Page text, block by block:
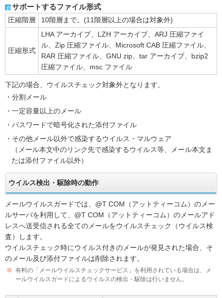
サポートするファイル形式
圧縮階層 10階層まで。(11階層以上の場合は対象外)
圧縮形式
LHA アーカイブ、LZH アーカイブ、ARJ 圧縮ファイ
ル、Zip 圧縮ファイル、Microsoft CAB 圧縮ファイル、
RAR 圧縮ファイル、GNU zip、tar アーカイブ、bzip2
圧縮ファイル、msc ファイル
下記の場合、ウイルスチェック対象外となります。
・分割メール
・一定容量以上のメール
・パスワードで暗号化された添付ファイル
・その他メール以外で感染するウイルス・マルウェア
（メール本文中のリンク先で感染するウイルス等、メール本文ま
たは添付ファイル以外）
ウイルス検出・駆除時の動作
メールウイルスガードでは、@T COM（アットティーコム）のメー
ルサーバを利用して、@T COM（アットティーコム）のメールアド
レスへ送受信される全てのメールをウイルスチェック（ウイルス検
査）します。
ウイルスチェック時にウイルス付きのメールが発見された場合、そ
のメール及び添付ファイルは削除されます。
※ 有料の「メールウイルスチェックサービス」を利用されている場合は、メ
ールウイルスガードによるウイルスの検出・駆除は行いません。